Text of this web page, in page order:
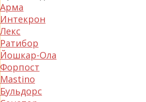
Арма
Интекрон
Лекс
Ратибор
Йошкар-Ола
Форпост
Mastino
Бульдорс